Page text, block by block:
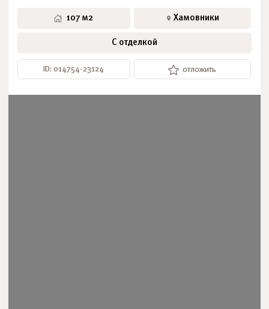
107 м2 Хамовники
С отделкой
ID: 014754-23124 отложить